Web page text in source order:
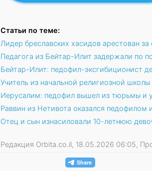
Статьи по теме:
Лидер бреславских хасидов арестован
Педагога из Бейтар-Илит задержали по
Бейтар-Илит: педофил-эксгибиционист
Учитель из начальной религиозной
Иерусалим: педофил вышел из тюрьмы и
Раввин из Нетивота оказался педофилом
Отец и сын изнасиловали 10-летнюю
Редакция Orbita.co.il, 18.05.2026 06:05,